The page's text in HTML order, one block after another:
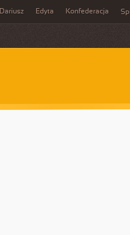
Dariusz Edyta Konfederacja